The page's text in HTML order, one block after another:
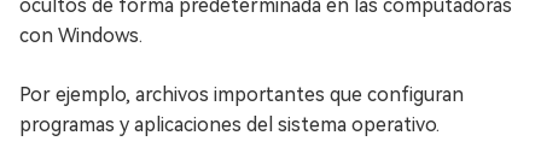
ocultos de forma predeterminada en las computadoras
con Windows.
Por ejemplo, archivos importantes que configuran
programas y aplicaciones del sistema operativo.